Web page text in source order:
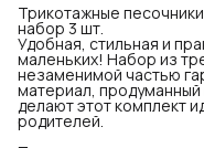
Трикотажные
набор 3 шт.
Удобная, стильная и
маленьких! Набор из
незаменимой частью
материал, продуманный
делают этот комплект
родителей.